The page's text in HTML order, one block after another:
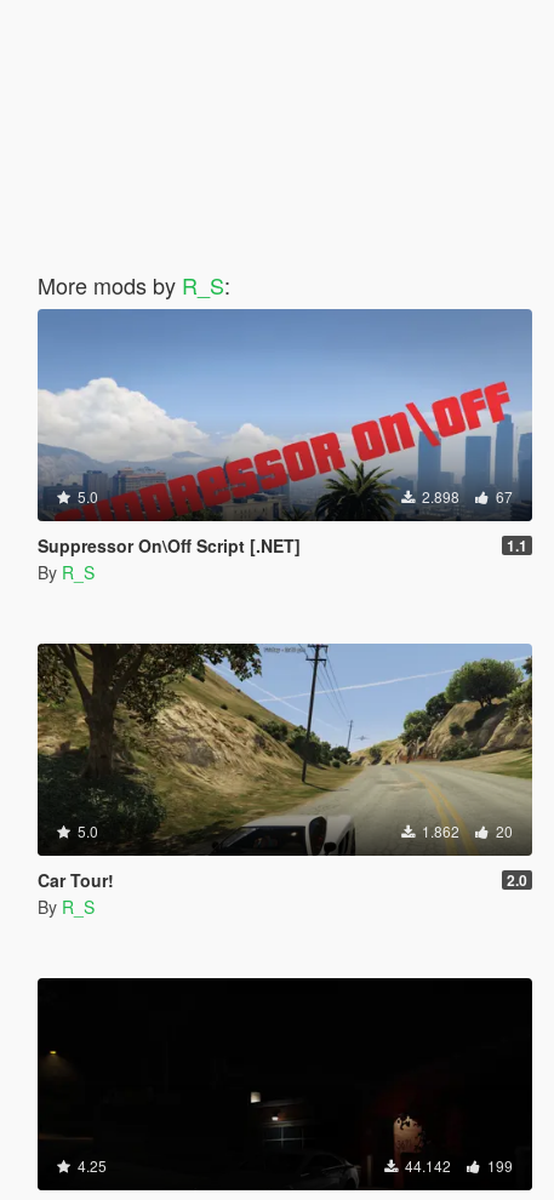
More mods by R_S:
5.0 2.898 67
Suppressor On\Off Script [.NET] 1.1
By R_S
5.0 1.862 20
Car Tour! 2.0
By R_S
4.25 44.142 199